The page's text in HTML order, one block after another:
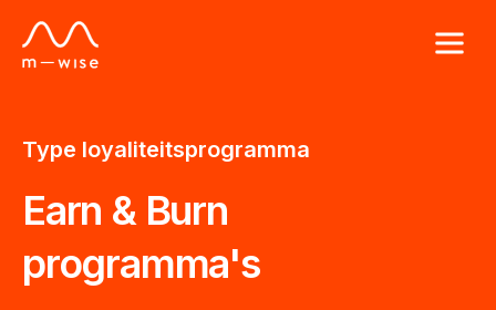
Type loyaliteitsprogramma
Earn & Burn
programma's